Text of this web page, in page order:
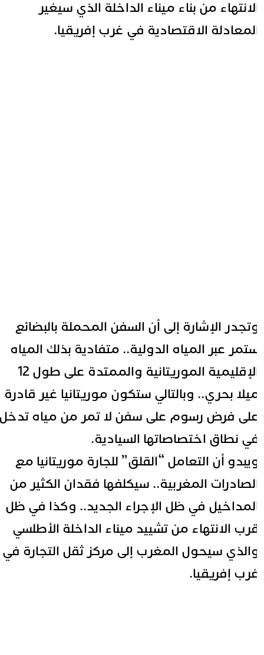
من بناء ميناء الداخلة الذي سيغير
الاقتصادية في غرب إفريقيا.
الإشارة إلى أن السفن المحملة بالبضائع
عبر المياه الدولية.. متفادية بذلك المياه
الإقليمية الموريتانية والممتدة على طول 12
بحري.. وبالتالي ستكون موريتانيا غير قادرة
فرض رسوم على سفن لا تمر من مياه تدخل
نطاق اختصاصاتها السيادية.
أن التعامل “القلق” للجارة موريتانيا مع
المغربية.. سيكلفها فقدان الكثير من
في ظل الإجراء الجديد.. وكذا في ظل
الانتهاء من تشييد ميناء الداخلة الأطلسي
سيحول المغرب إلى مركز ثقل التجارة في
إفريقيا.